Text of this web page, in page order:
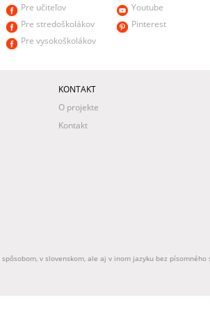
Pre učiteľov
Pre stredoškolákov
Pre vysokoškolákov
Youtube
Pinterest
KONTAKT
O projekte
Kontakt
v slovenskom, ale aj v inom jazyku bez písomného